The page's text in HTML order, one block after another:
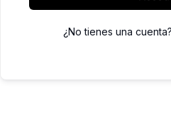
¿No tienes una cuenta?